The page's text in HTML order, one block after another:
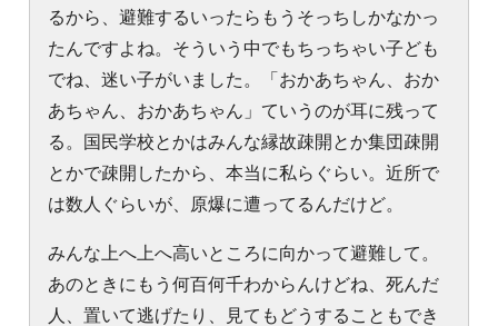
るから、避難するいったらもうそっちしかなかっ
たんですよね。そういう中でもちっちゃい子ども
でね、迷い子がいました。「おかあちゃん、おか
あちゃん、おかあちゃん」ていうのが耳に残って
る。国民学校とかはみんな縁故疎開とか集団疎開
とかで疎開したから、本当に私らぐらい。近所で
は数人ぐらいが、原爆に遭ってるんだけど。
みんな上へ上へ高いところに向かって避難して。
あのときにもう何百何千わからんけどね、死んだ
人、置いて逃げたり、見てもどうすることもでき